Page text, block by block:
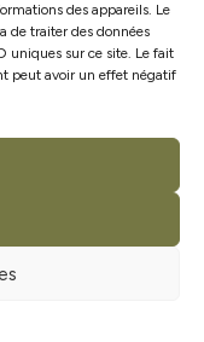
des appareils. Le
de traiter des données
uniques sur ce site. Le fait
peut avoir un effet négatif
(85), je réalise
sur mesure.
la pose de